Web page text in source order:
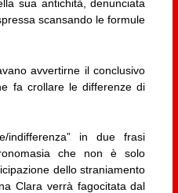
sua antichità, denunciata
scansando le formule
avvertirne il conclusivo
fa crollare le differenze di
indifferenza” in due frasi
che non è solo
dello straniamento
Clara verrà fagocitata dal